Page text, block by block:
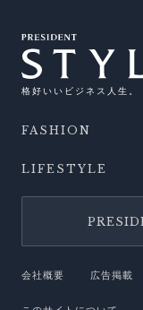
格好いいビジネス人生。
FASHION
LIFESTYLE
会社概要 広告掲載